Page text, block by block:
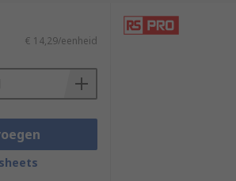
€ 14,29/eenheid